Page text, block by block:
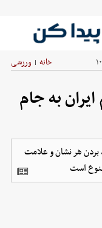
خانه | ورزشی
به جام
بردن هر نشان و علامت
است